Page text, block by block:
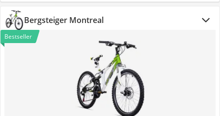
Bergsteiger Montreal
Bestseller